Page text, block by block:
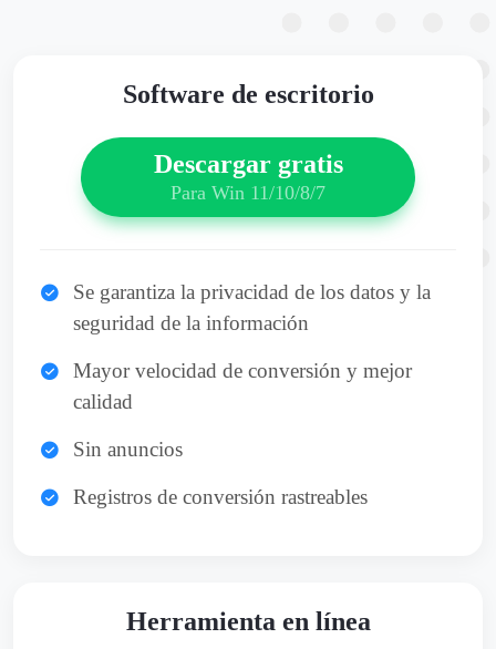
Software de escritorio
Descargar gratis
Para Win 11/10/8/7
Se garantiza la privacidad de los datos y la
seguridad de la información
Mayor velocidad de conversión y mejor
calidad
Sin anuncios
Registros de conversión rastreables
Herramienta en línea